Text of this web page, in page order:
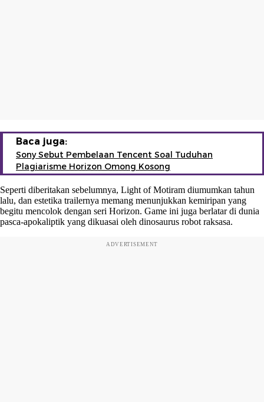
Baca juga:
Sony Sebut Pembelaan Tencent Soal Tuduhan
Plagiarisme Horizon Omong Kosong
Seperti diberitakan sebelumnya, Light of Motiram diumumkan tahun
lalu, dan estetika trailernya memang menunjukkan kemiripan yang
begitu mencolok dengan seri Horizon. Game ini juga berlatar di dunia
pasca-apokaliptik yang dikuasai oleh dinosaurus robot raksasa.
ADVERTISEMENT